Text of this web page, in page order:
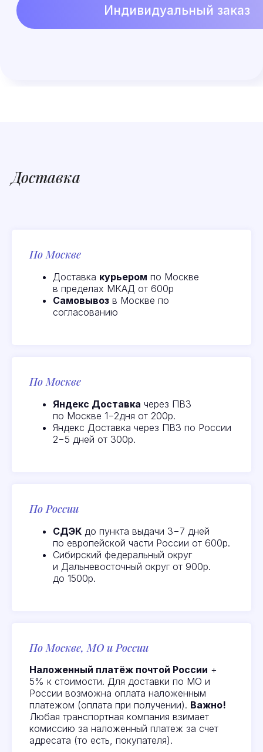
Доставка
По Москве
Доставка курьером по Москве
в пределах МКАД от 600р
Самовывоз в Москве по
согласованию
По Москве
Яндекс Доставка через ПВЗ
по Москве 1−2дня от 200р.
Яндекс Доставка через ПВЗ по России
2−5 дней от 300р.
По России
СДЭК до пункта выдачи 3−7 дней
по европейской части России от 600р.
Сибирский федеральный округ
и Дальневосточный округ от 900р.
до 1500р.
По Москве, МО и России
Наложенный платёж почтой России +
5% к стоимости. Для доставки по МО и
России возможна оплата наложенным
платежом (оплата при получении). Важно!
Любая транспортная компания взимает
комиссию за наложенный платеж за счет
адресата (то есть, покупателя).
Отзывынаших